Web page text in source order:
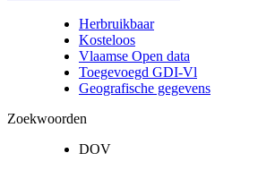
Herbruikbaar
Kosteloos
Vlaamse Open data
Toegevoegd GDI-Vl
Geografische gegevens
Zoekwoorden
DOV